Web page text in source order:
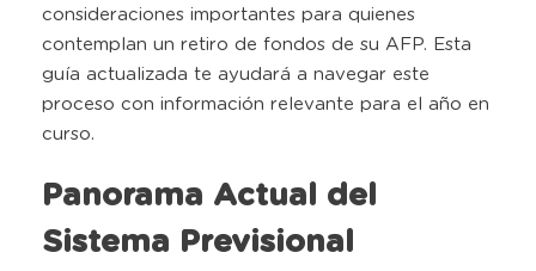
consideraciones importantes para quienes
contemplan un retiro de fondos de su AFP. Esta
guía actualizada te ayudará a navegar este
proceso con información relevante para el año en
curso.
Panorama Actual del
Sistema Previsional